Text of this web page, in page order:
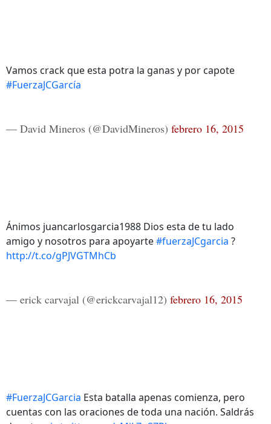
Vamos crack que esta potra la ganas y por capote
#FuerzaJCGarcía
— David Mineros (@DavidMineros) febrero 16, 2015
Ánimos juancarlosgarcia1988 Dios esta de tu lado
amigo y nosotros para apoyarte#fuerzaJCgarcia ?
http://t.co/gPJVGTMhCb
— erick carvajal (@erickcarvajal12) febrero 16, 2015
#FuerzaJCGarcia Esta batalla apenas comienza, pero
cuentas con las oraciones de toda una nación. Saldrás